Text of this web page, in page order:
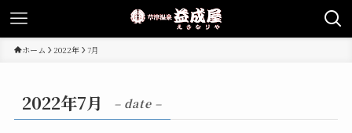
ホーム 2022年 7月
2022年7月 – date –